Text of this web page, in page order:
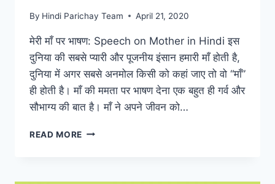
By Hindi Parichay Team April 21, 2020
मेरी माँ पर भाषण: Speech on Mother in Hindi इस
दुनिया की सबसे प्यारी और पूजनीय इंसान हमारी माँ होती है,
दुनिया में अगर सबसे अनमोल किसी को कहां जाए तो वो “माँ”
ही होती है। माँ की ममता पर भाषण देना एक बहुत ही गर्व और
सौभाग्य की बात है। माँ ने अपने जीवन को…
READ MORE मेरी